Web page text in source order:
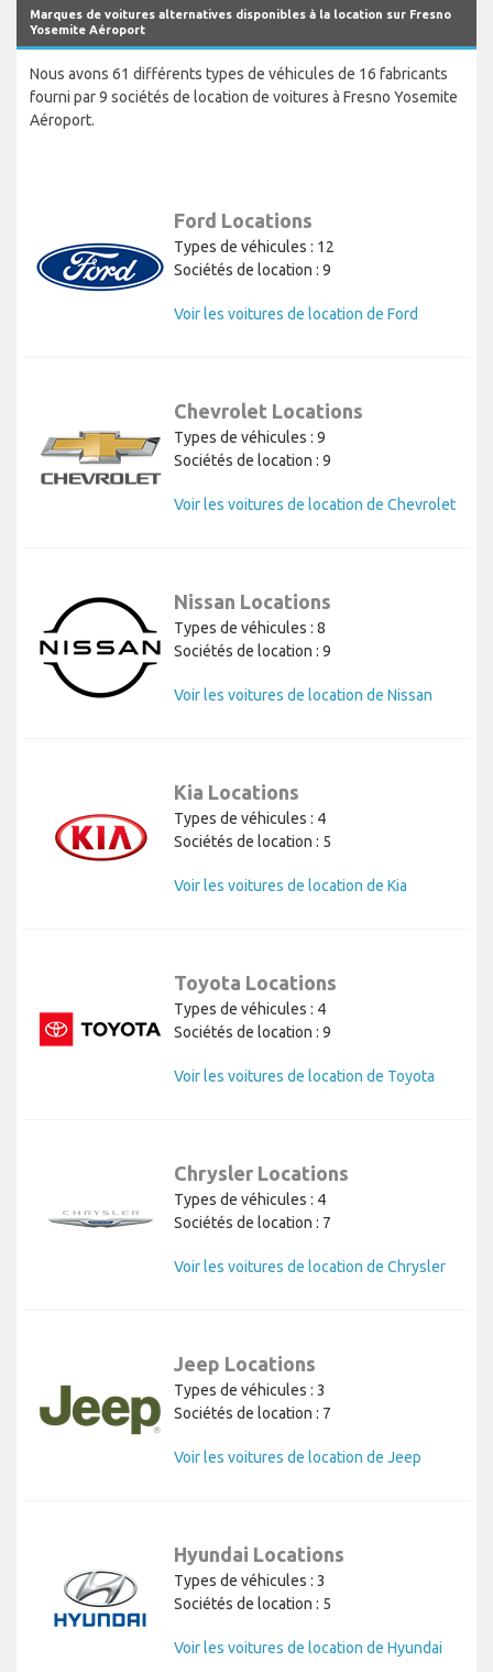
Marques de voitures alternatives disponibles à la location sur Fresno
Yosemite Aéroport
Nous avons 61 différents types de véhicules de 16 fabricants
fourni par 9 sociétés de location de voitures à Fresno Yosemite
Aéroport.
Ford Locations
Types de véhicules : 12
Sociétés de location : 9
Voir les voitures de location de Ford
Chevrolet Locations
Types de véhicules : 9
Sociétés de location : 9
Voir les voitures de location de Chevrolet
Nissan Locations
Types de véhicules : 8
Sociétés de location : 9
Voir les voitures de location de Nissan
Kia Locations
Types de véhicules : 4
Sociétés de location : 5
Voir les voitures de location de Kia
Toyota Locations
Types de véhicules : 4
Sociétés de location : 9
Voir les voitures de location de Toyota
Chrysler Locations
Types de véhicules : 4
Sociétés de location : 7
Voir les voitures de location de Chrysler
Jeep Locations
Types de véhicules : 3
Sociétés de location : 7
Voir les voitures de location de Jeep
Hyundai Locations
Types de véhicules : 3
Sociétés de location : 5
Voir les voitures de location de Hyundai